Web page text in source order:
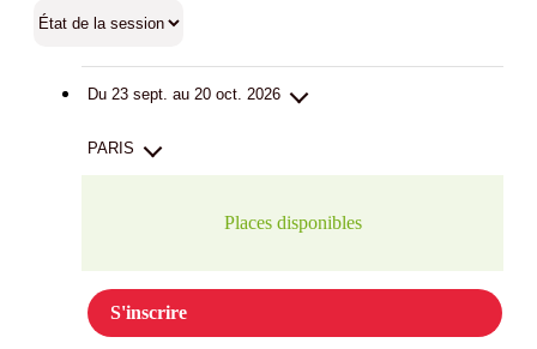
Du 23 sept. au 20 oct. 2026
PARIS
Places disponibles
S'inscrire